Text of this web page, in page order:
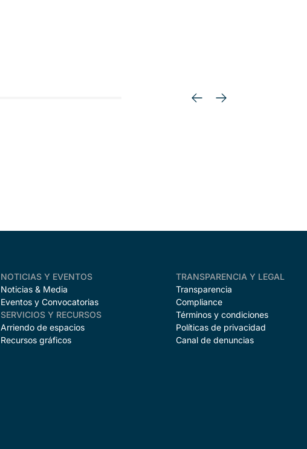
NOTICIAS Y EVENTOS
Noticias & Media
Eventos y Convocatorias
SERVICIOS Y RECURSOS
Arriendo de espacios
Recursos gráficos
TRANSPARENCIA Y LEGAL
Transparencia
Compliance
Términos y condiciones
Políticas de privacidad
Canal de denuncias